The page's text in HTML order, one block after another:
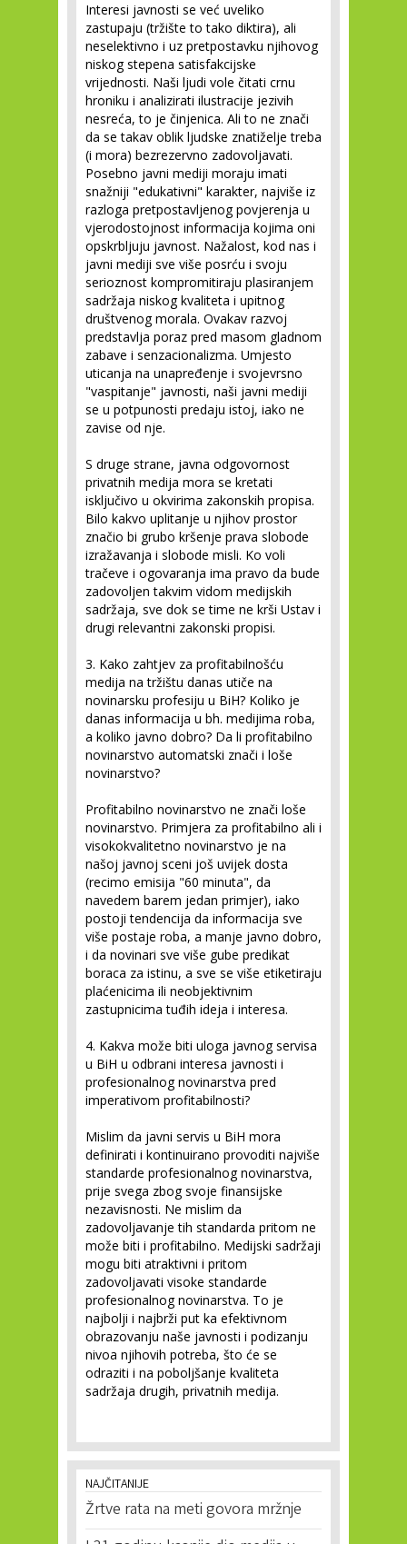
Interesi javnosti se već uveliko
zastupaju (tržište to tako diktira), ali
neselektivno i uz pretpostavku njihovog
niskog stepena satisfakcijske
vrijednosti. Naši ljudi vole čitati crnu
hroniku i analizirati ilustracije jezivih
nesreća, to je činjenica. Ali to ne znači
da se takav oblik ljudske znatiželje treba
(i mora) bezrezervno zadovoljavati.
Posebno javni mediji moraju imati
snažniji "edukativni" karakter, najviše iz
razloga pretpostavljenog povjerenja u
vjerodostojnost informacija kojima oni
opskrbljuju javnost. Nažalost, kod nas i
javni mediji sve više posrću i svoju
serioznost kompromitiraju plasiranjem
sadržaja niskog kvaliteta i upitnog
društvenog morala. Ovakav razvoj
predstavlja poraz pred masom gladnom
zabave i senzacionalizma. Umjesto
uticanja na unapređenje i svojevrsno
"vaspitanje" javnosti, naši javni mediji
se u potpunosti predaju istoj, iako ne
zavise od nje.
S druge strane, javna odgovornost
privatnih medija mora se kretati
isključivo u okvirima zakonskih propisa.
Bilo kakvo uplitanje u njihov prostor
značio bi grubo kršenje prava slobode
izražavanja i slobode misli. Ko voli
tračeve i ogovaranja ima pravo da bude
zadovoljen takvim vidom medijskih
sadržaja, sve dok se time ne krši Ustav i
drugi relevantni zakonski propisi.
3. Kako zahtjev za profitabilnošću
medija na tržištu danas utiče na
novinarsku profesiju u BiH? Koliko je
danas informacija u bh. medijima roba,
a koliko javno dobro? Da li profitabilno
novinarstvo automatski znači i loše
novinarstvo?
Profitabilno novinarstvo ne znači loše
novinarstvo. Primjera za profitabilno ali i
visokokvalitetno novinarstvo je na
našoj javnoj sceni još uvijek dosta
(recimo emisija "60 minuta", da
navedem barem jedan primjer), iako
postoji tendencija da informacija sve
više postaje roba, a manje javno dobro,
i da novinari sve više gube predikat
boraca za istinu, a sve se više etiketiraju
plaćenicima ili neobjektivnim
zastupnicima tuđih ideja i interesa.
4. Kakva može biti uloga javnog servisa
u BiH u odbrani interesa javnosti i
profesionalnog novinarstva pred
imperativom profitabilnosti?
Mislim da javni servis u BiH mora
definirati i kontinuirano provoditi najviše
standarde profesionalnog novinarstva,
prije svega zbog svoje finansijske
nezavisnosti. Ne mislim da
zadovoljavanje tih standarda pritom ne
može biti i profitabilno. Medijski sadržaji
mogu biti atraktivni i pritom
zadovoljavati visoke standarde
profesionalnog novinarstva. To je
najbolji i najbrži put ka efektivnom
obrazovanju naše javnosti i podizanju
nivoa njihovih potreba, što će se
odraziti i na poboljšanje kvaliteta
sadržaja drugih, privatnih medija.
NAJČITANIJE
Žrtve rata na meti govora mržnje